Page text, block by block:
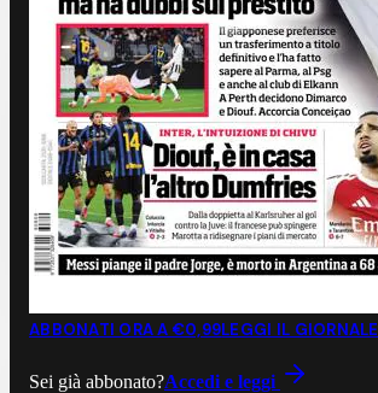
ABBONATI ORA A €0,99LEGGI IL GIORNALE
Sei già abbonato?Accedi e leggi